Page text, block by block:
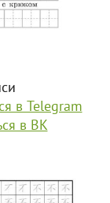
в Telegram
в ВК